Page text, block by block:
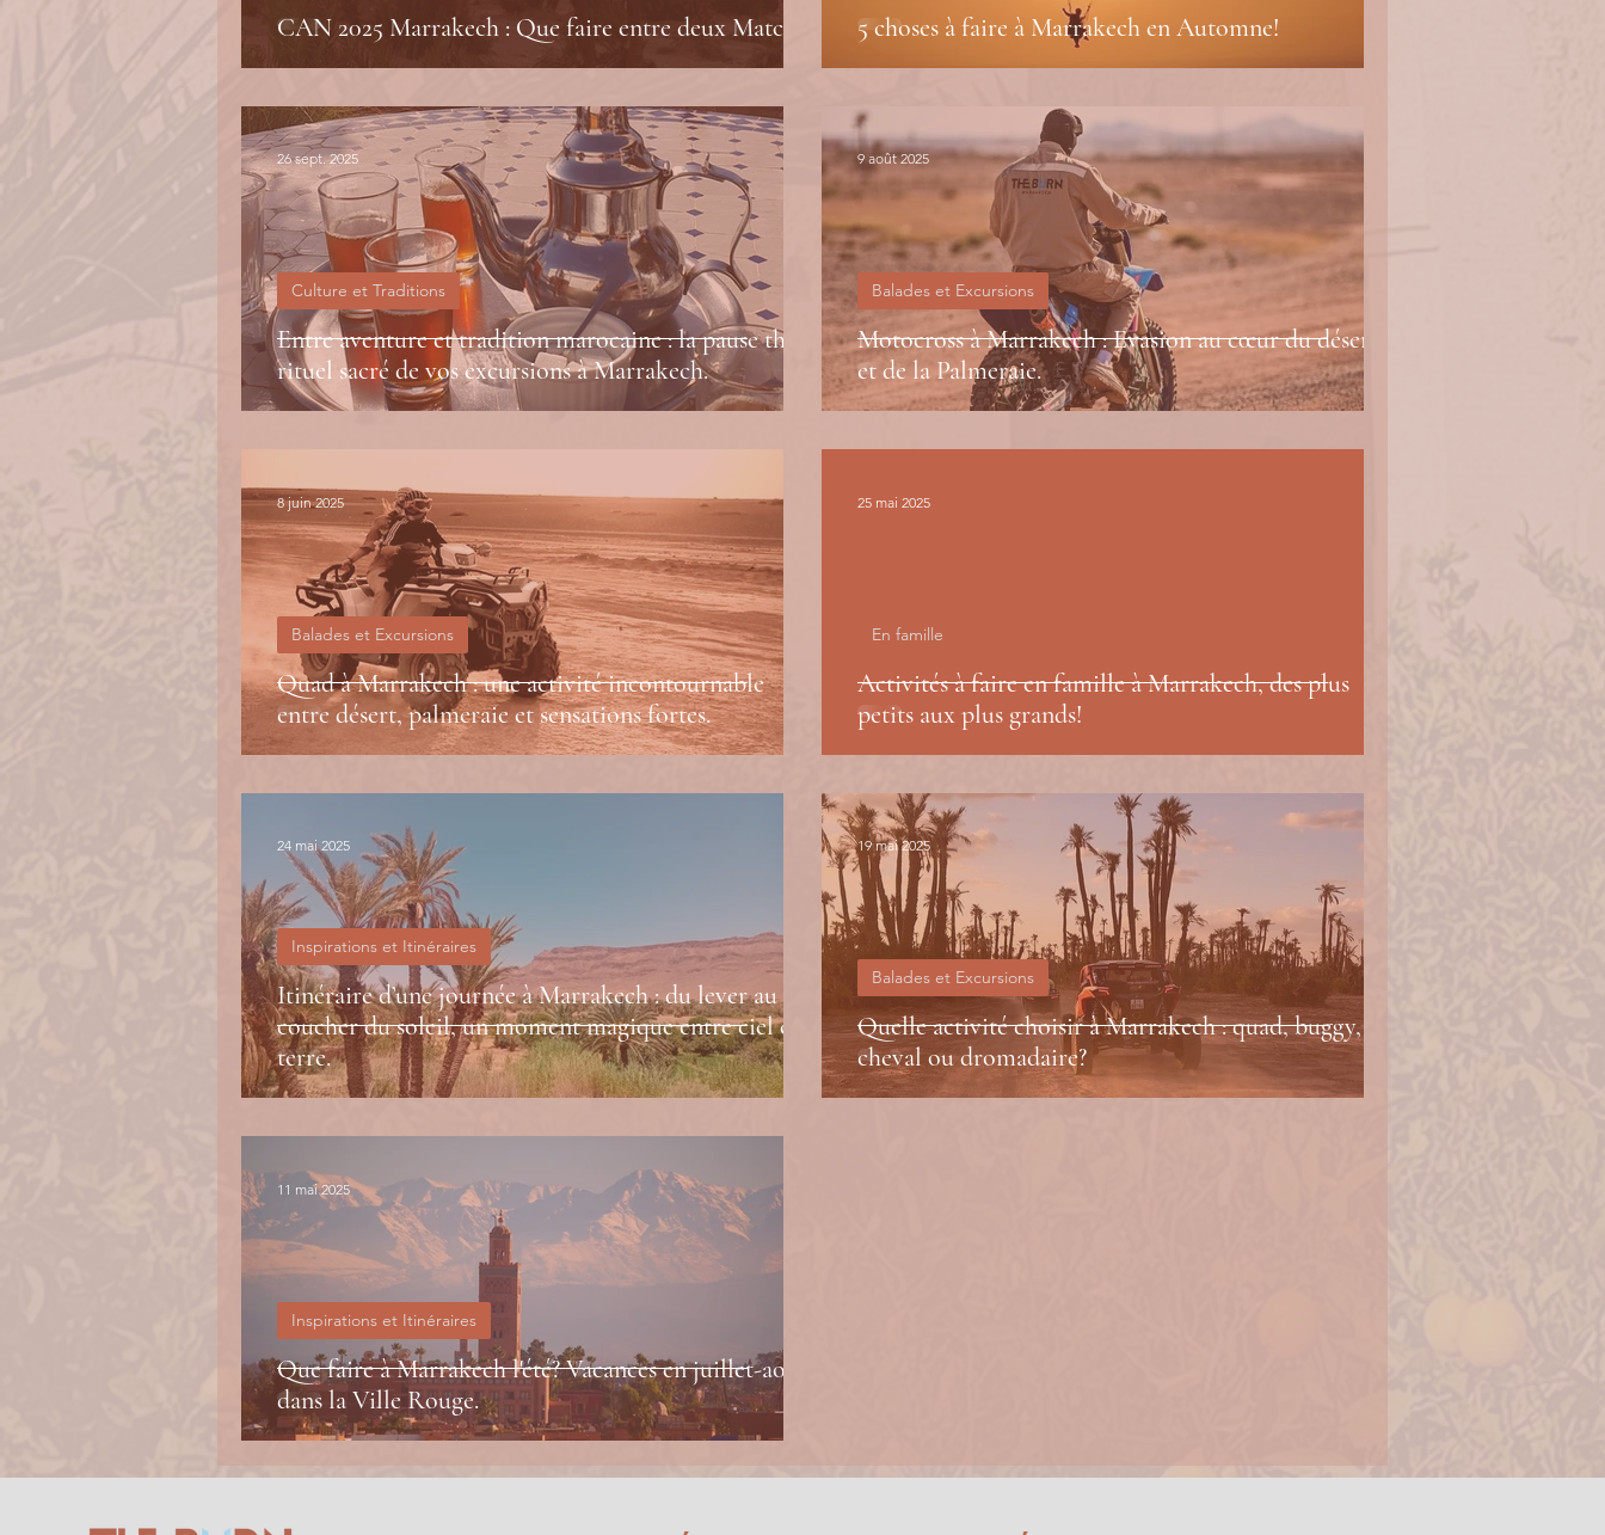
CAN 2025 Marrakech : Que faire entre deux Matchs ? 5 choses à faire à Marrakech en Automne!
Entre aventure et tradition marocaine : la pause thé,
rituel sacré de vos excursions à Marrakech.
Culture et Traditions
26 sept. 2025
Motocross à Marrakech : Evasion au cœur du désert
et de la Palmeraie.
Balades et Excursions
9 août 2025
Quad à Marrakech : une activité incontournable
entre désert, palmeraie et sensations fortes.
Balades et Excursions
8 juin 2025
Activités à faire en famille à Marrakech, des plus
petits aux plus grands!
En famille
25 mai 2025
Itinéraire d’une journée à Marrakech : du lever au
coucher du soleil, un moment magique entre ciel et
terre.
Inspirations et Itinéraires
24 mai 2025
Quelle activité choisir à Marrakech : quad, buggy,
cheval ou dromadaire?
Balades et Excursions
19 mai 2025
Que faire à Marrakech l'été? Vacances en juillet-août
dans la Ville Rouge.
Inspirations et Itinéraires
11 mai 2025